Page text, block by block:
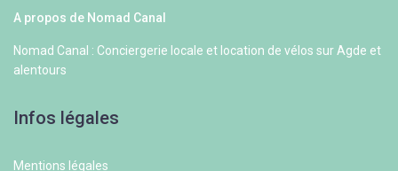
A propos de Nomad Canal
Nomad Canal : Conciergerie locale et location de vélos sur Agde et
alentours
Infos légales
Mentions légales